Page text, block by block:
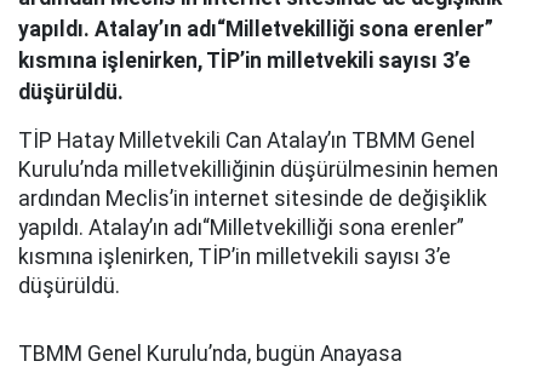
yapıldı. Atalay’ın adı“Milletvekilliği sona erenler”
kısmına işlenirken, TİP’in milletvekili sayısı 3’e
düşürüldü.
TİP Hatay Milletvekili Can Atalay’ın TBMM Genel
Kurulu’nda milletvekilliğinin düşürülmesinin hemen
ardından Meclis’in internet sitesinde de değişiklik
yapıldı. Atalay’ın adı“Milletvekilliği sona erenler”
kısmına işlenirken, TİP’in milletvekili sayısı 3’e
düşürüldü.
TBMM Genel Kurulu’nda, bugün Anayasa